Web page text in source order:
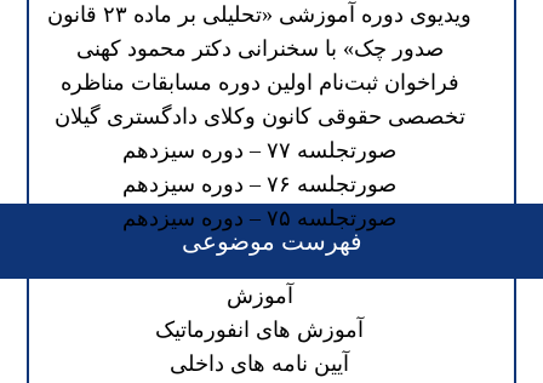
ویدیوی دوره آموزشی «تحلیلی بر ماده ۲۳ قانون
صدور چک» با سخنرانی دکتر محمود کهنی
فراخوان ثبت‌نام اولین دوره مسابقات مناظره
تخصصی حقوقی کانون وکلای دادگستری گیلان
صورتجلسه ۷۷ – دوره سیزدهم
صورتجلسه ۷۶ – دوره سیزدهم
صورتجلسه ۷۵ – دوره سیزدهم
فهرست موضوعی
آموزش
آموزش های انفورماتیک
آیین نامه های داخلی